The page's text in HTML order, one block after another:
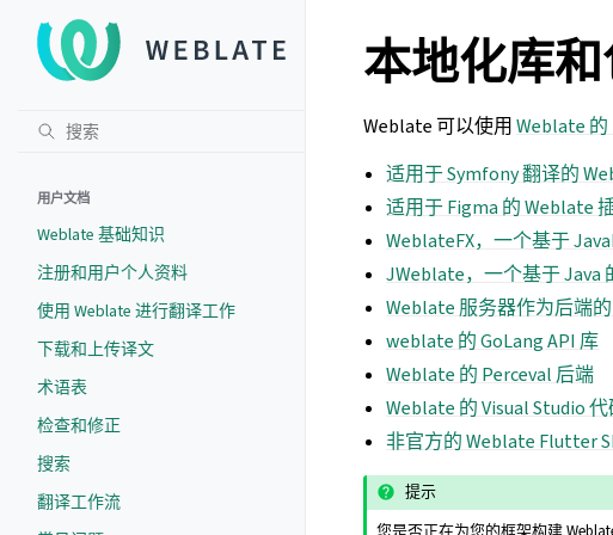
用户文档
Weblate 基础知识
注册和用户个人资料
使用 Weblate 进行翻译工作
下载和上传译文
术语表
检查和修正
搜索
翻译工作流
本地化库
Weblate 可以使用 Weblate 的
适用于 Symfony 翻译的
适用于 Figma 的 Weblate
WeblateFX，一个基于
JWeblate，一个基于 Java
Weblate 服务器作为后端的
weblate 的 GoLang API 库
Weblate 的 Perceval 后端
Weblate 的 Visual Studio
非官方的 Weblate Flutter
提示
您是否正在为您的框架构建